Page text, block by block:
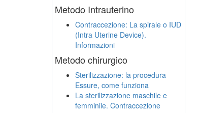
Metodo Intrauterino
Contraccezione: La spirale o IUD
(Intra Uterine Device).
Informazioni
Metodo chirurgico
Sterilizzazione: la procedura
Essure, come funziona
La sterilizzazione maschile e
femminile. Contraccezione